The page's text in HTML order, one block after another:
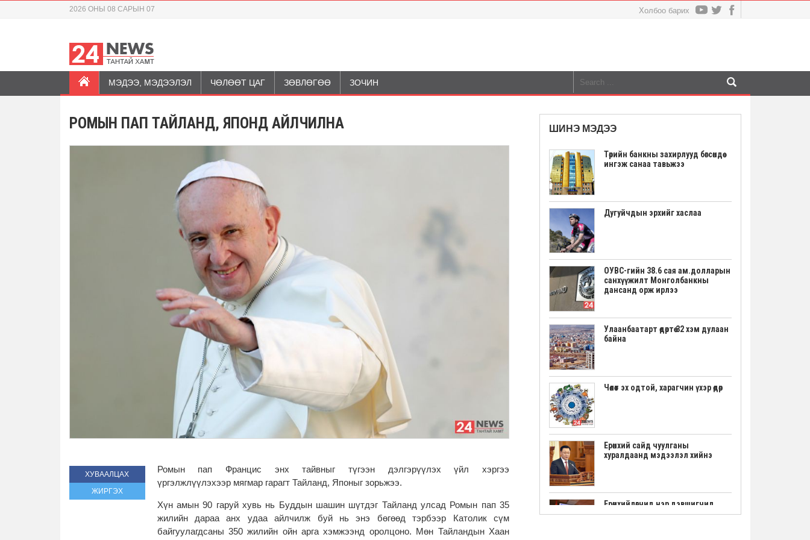
2026 ОНЫ 08 САРЫН 07 Холбоо барих
МЭДЭЭ, МЭДЭЭЛЭЛ ЧӨЛӨӨТ ЦАГ ЗӨВЛӨГӨӨ ЗОЧИН
ШИНЭ МЭДЭЭ
Төрийн банкны захирлууд бөгсөндөө
ингэж санаа тавьжээ
Дугуйчдын эрхийг хаслаа
ОУВС-гийн 38.6 сая ам.долларын
санхүүжилт Монголбанкны
дансанд орж ирлээ
Улаанбаатарт өдөртөө 32 хэм дулаан
байна
Чөлөөт эх одтой, харагчин үхэр өдөр
Ерөнхий сайд чуулганы
хуралдаанд мэдээлэл хийнэ
Ерөнхийлөгчид нэр дэвшигчид
маргааш үнэмлэхээ гардана
РОМЫН ПАП ТАЙЛАНД, ЯПОНД АЙЛЧИЛНА
ХУВААЛЦАХ
ЖИРГЭХ
Ромын пап Францис энх тайвныг түгээн дэлгэрүүлэх үйл хэргээ
үргэлжлүүлэхээр мягмар гарагт Тайланд, Японыг зорьжээ.
Хүн амын 90 гаруй хувь нь Буддын шашин шүтдэг Тайланд улсад Ромын пап 35
жилийн дараа анх удаа айлчилж буй нь энэ бөгөөд тэрбээр Католик сүм
байгуулагдсаны 350 жилийн ойн арга хэмжээнд оролцоно. Мөн Тайландын Хаан